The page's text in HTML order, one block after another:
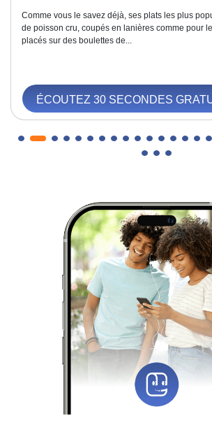
Comme vous le savez déjà, ses plats les plus
de poisson cru, coupés en lanières comme pour
placés sur des boulettes de...
ÉCOUTEZ 30 SECONDES